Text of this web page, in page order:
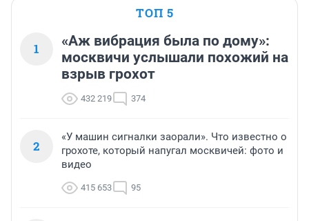
ТОП 5
1
«Аж вибрация была по дому»:
москвичи услышали похожий на
взрыв грохот
432 219 374
2
«У машин сигналки заорали». Что известно о
грохоте, который напугал москвичей: фото и
видео
415 653 95